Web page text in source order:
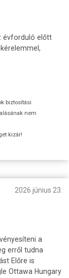
évforduló előtt
biztosítási
nem
kizár!
2026 június 23.
a
erről tudna
Előre is
Ottawa Hungary